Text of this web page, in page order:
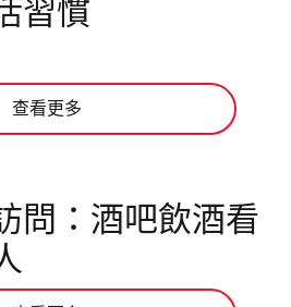
習慣
查看更多
問：酒吧飲酒看